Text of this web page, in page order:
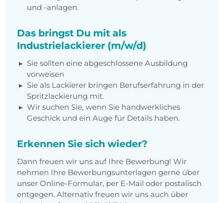
und -anlagen.
Das bringst Du mit als
Industrielackierer (m/w/d)
Sie sollten eine abgeschlossene Ausbildung
vorweisen
Sie als Lackierer bringen Berufserfahrung in der
Spritzlackierung mit.
Wir suchen Sie, wenn Sie handwerkliches
Geschick und ein Auge für Details haben.
Erkennen Sie sich wieder?
Dann freuen wir uns auf Ihre Bewerbung! Wir
nehmen Ihre Bewerbungsunterlagen gerne über
unser Online-Formular, per E-Mail oder postalisch
entgegen. Alternativ freuen wir uns auch über